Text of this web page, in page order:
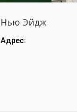
Нью Эйдж
Адрес: